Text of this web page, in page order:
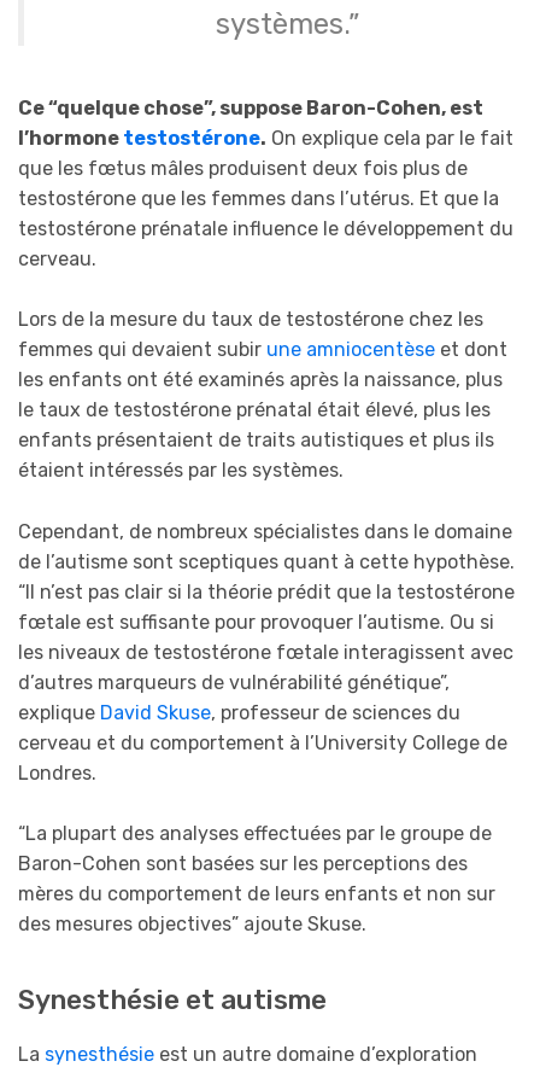
systèmes.”
Ce “quelque chose”, suppose Baron-Cohen, est
l’hormone testostérone. On explique cela par le fait
que les fœtus mâles produisent deux fois plus de
testostérone que les femmes dans l’utérus. Et que la
testostérone prénatale influence le développement du
cerveau.
Lors de la mesure du taux de testostérone chez les
femmes qui devaient subir une amniocentèse et dont
les enfants ont été examinés après la naissance, plus
le taux de testostérone prénatal était élevé, plus les
enfants présentaient de traits autistiques et plus ils
étaient intéressés par les systèmes.
Cependant, de nombreux spécialistes dans le domaine
de l’autisme sont sceptiques quant à cette hypothèse.
“Il n’est pas clair si la théorie prédit que la testostérone
fœtale est suffisante pour provoquer l’autisme. Ou si
les niveaux de testostérone fœtale interagissent avec
d’autres marqueurs de vulnérabilité génétique”,
explique David Skuse, professeur de sciences du
cerveau et du comportement à l’University College de
Londres.
“La plupart des analyses effectuées par le groupe de
Baron-Cohen sont basées sur les perceptions des
mères du comportement de leurs enfants et non sur
des mesures objectives” ajoute Skuse.
Synesthésie et autisme
La synesthésie est un autre domaine d’exploration